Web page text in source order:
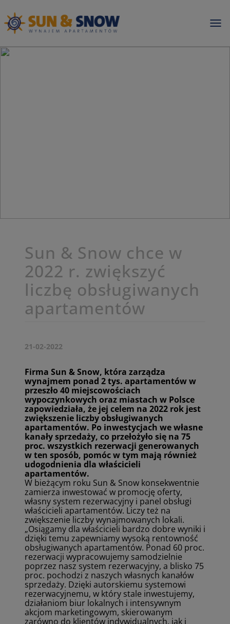
Sun & Snow chce w
2022 r. zwiększyć
liczbę obsługiwanych
apartamentów
21-02-2022
Firma Sun & Snow, która zarządza
wynajmem ponad 2 tys. apartamentów w
przeszło 40 miejscowościach
wypoczynkowych oraz miastach w Polsce
zapowiedziała, że jej celem na 2022 rok jest
zwiększenie liczby obsługiwanych
apartamentów. Po inwestycjach we własne
kanały sprzedaży, co przełożyło się na 75
proc. wszystkich rezerwacji generowanych
w ten sposób, pomóc w tym mają również
udogodnienia dla właścicieli
apartamentów.
W bieżącym roku Sun & Snow konsekwentnie
zamierza inwestować w promocję oferty,
własny system rezerwacyjny i panel obsługi
właścicieli apartamentów. Liczy też na
zwiększenie liczby wynajmowanych lokali.
„Osiągamy dla właścicieli bardzo dobre wyniki i
dzięki temu zapewniamy wysoką rentowność
obsługiwanych apartamentów. Ponad 60 proc.
rezerwacji wypracowujemy samodzielnie
poprzez nasz system rezerwacyjny, a blisko 75
proc. pochodzi z naszych własnych kanałów
sprzedaży. Dzięki autorskiemu systemowi
rezerwacyjnemu, w który stale inwestujemy,
działaniom biur lokalnych i intensywnym
akcjom marketingowym, skierowanym
zarówno do klientów indywidualnych, jak i